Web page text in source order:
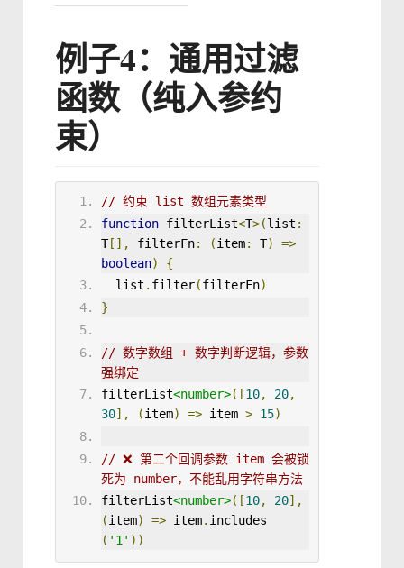
例子4：通用过滤
函数（纯入参约
束）
// 约束 list 数组元素类型
function filterList<T>(list :
T[], filterFn: (item: T)
=>
boolean)
{
list . filter(filterFn)
}
// 数字数组 + 数字判断逻辑，参数
强绑定
filterList<number>([10, 20,
30], (item) => item > 15)
// ❌ 第二个回调参数 item 会被锁
死为 number，不能乱用字符串方法
filterList<number>([10, 20],
(item) => item. includes
( '1' ))